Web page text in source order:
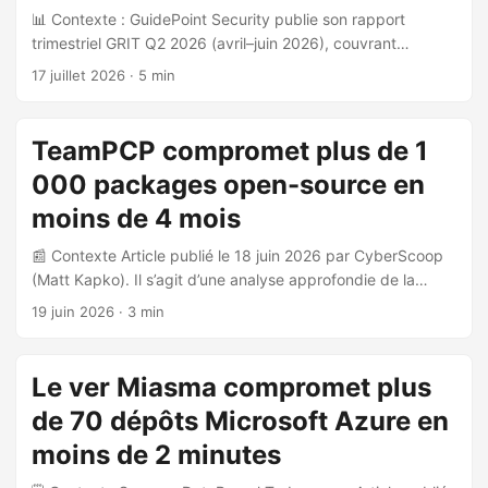
délibéré et non comme une réponse à une pression externe
: ...
📊 Contexte : GuidePoint Security publie son rapport
trimestriel GRIT Q2 2026 (avril–juin 2026), couvrant
l’ensemble de l’écosystème ransomware et des menaces
clés du trimestre : 2 279 victimes déclarées publiquement,
soit +7% par rapport au Q1 2026 et +43% en glissement
annuel 91 groupes distincts actifs, record absolu observé
par GRIT 108 pays ciblés (contre 97 au Q1 2026) Les
États-Unis représentent 32% des victimes, en baisse
historique par rapport aux ~50% habituels 🏆 Groupes les
plus actifs : ...
17 juillet 2026 · 5 min
TeamPCP compromet plus de 1
000 packages open-source en
moins de 4 mois
📰 Contexte Article publié le 18 juin 2026 par CyberScoop
(Matt Kapko). Il s’agit d’une analyse approfondie de la
campagne du groupe TeamPCP, actif depuis fin 2025, qui
TeamPCP est attribué par Google à un opérateur principal
unique, dont les connexions IP résidentielles et mobiles ont
été tracées en Afrique du Sud. Palo Alto Networks identifie
le handle principal : ResoluteXBF, ainsi que deux membres
supplémentaires : diencracked et Shinigami. Le groupe a
19 juin 2026 · 3 min
Le ver Miasma compromet plus
de 70 dépôts Microsoft Azure en
moins de 2 minutes